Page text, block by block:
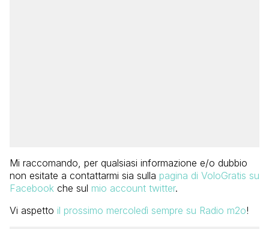
Mi raccomando, per qualsiasi informazione e/o dubbio
non esitate a contattarmi sia sulla pagina di VoloGratis su
Facebook che sul mio account twitter.
Vi aspetto il prossimo mercoledì sempre su Radio m2o!